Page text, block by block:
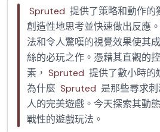
Spruted 提供了策略和動作的
創造性地思考並快速做出反應
法和令人驚嘆的視覺效果使其
絲的必玩之作。憑藉其直觀的
素， Spruted 提供了數小時的
為什麼 Spruted 是那些尋求
人的完美遊戲。今天探索其動
戰性的遊戲玩法。